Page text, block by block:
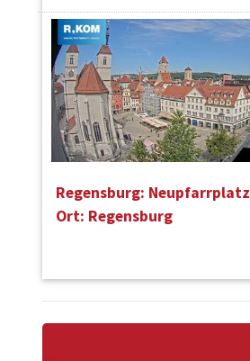
Regensburg: Neupfarrplatz
Ort: Regensburg